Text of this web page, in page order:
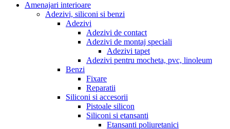
Amenajari interioare
Adezivi, siliconi si benzi
Adezivi
Adezivi de contact
Adezivi de montaj speciali
Adezivi tapet
Adezivi pentru mocheta, pvc, linoleum
Benzi
Fixare
Reparatii
Siliconi si accesorii
Pistoale silicon
Siliconi si etansanti
Etansanti poliuretanici